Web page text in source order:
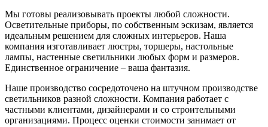
Мы готовы реализовывать проекты любой сложности.
Осветительные приборы, по собственным эскизам, является
идеальным решением для сложных интерьеров. Наша
компания изготавливает люстры, торшеры, настольные
лампы, настенные светильники любых форм и размеров.
Единственное ограничение – ваша фантазия.
Наше производство сосредоточено на штучном производстве
светильников разной сложности. Компания работает с
частными клиентами, дизайнерами и со строительными
организациями. Процесс оценки стоимости занимает от